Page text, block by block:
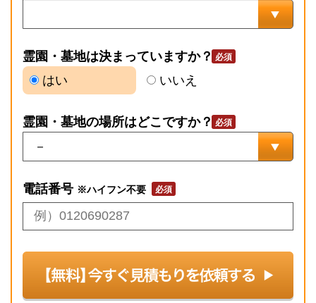
霊園・墓地は決まっていますか？
はい
いいえ
霊園・墓地の場所はどこですか？
電話番号 ※ハイフン不要